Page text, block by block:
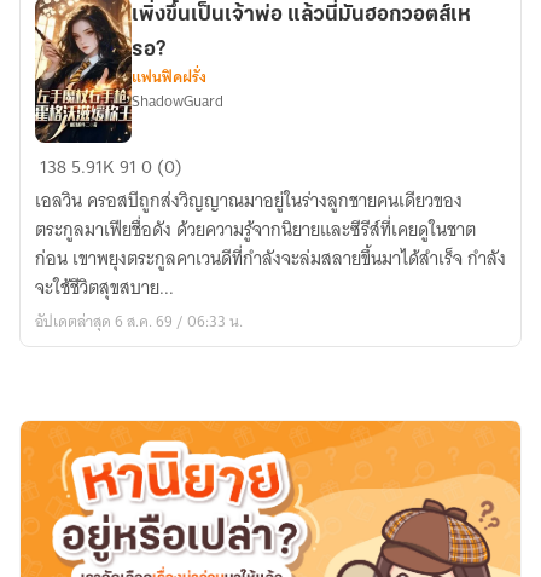
เพิ่ง
เป็น
เจ้า
พ่อ
แล้ว
นี่
อก
วอตส์
เหรอ?
เพิ่งขึ้นเป็นเจ้าพ่อ แล้วนี่มันฮอกวอตส์เห
รอ?
แฟนฟิคฝรั่ง
ShadowGuard
1385.91K910 (0)
เอลวิน ครอสบีถูกส่งวิญญาณมาอยู่ในร่างลูกชายคนเดียวของ
ตระกูลมาเฟียชื่อดัง ด้วยความรู้จากนิยายและซีรีส์ที่เคยดูในชาต
ก่อน เขาพยุงตระกูลคาเวนดีที่กำลังจะล่มสลายขึ้นมาได้สำเร็จ กำลัง
จะใช้ชีวิตสุขสบาย...
อัปเดตล่าสุด 6 ส.ค. 69 / 06:33 น.